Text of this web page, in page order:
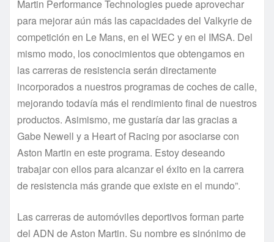
Martin Performance Technologies puede aprovechar
para mejorar aún más las capacidades del Valkyrie de
competición en Le Mans, en el WEC y en el IMSA. Del
mismo modo, los conocimientos que obtengamos en
las carreras de resistencia serán directamente
incorporados a nuestros programas de coches de calle,
mejorando todavía más el rendimiento final de nuestros
productos. Asimismo, me gustaría dar las gracias a
Gabe Newell y a Heart of Racing por asociarse con
Aston Martin en este programa. Estoy deseando
trabajar con ellos para alcanzar el éxito en la carrera
de resistencia más grande que existe en el mundo”.
Las carreras de automóviles deportivos forman parte
del ADN de Aston Martin. Su nombre es sinónimo de